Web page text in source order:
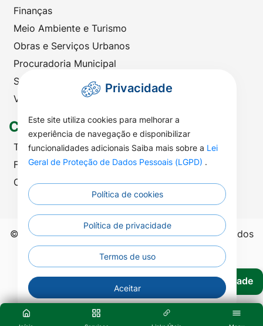
Finanças
Meio Ambiente e Turismo
Obras e Serviços Urbanos
Procuradoria Municipal
Saúde
Viação e Transportes
Contato
Telefones Úteis
Fale com a Prefeitura
Ouvidoria | SIC
©2026 - Prefeitura Municipal de Nova Nazaré - Todos
os direitos reservados.
Privacidade
Este site utiliza cookies para melhorar a
experiência de navegação e disponibilizar
funcionalidades adicionais Saiba mais sobre a Lei
Geral de Proteção de Dados Pessoais (LGPD) .
Política de cookies
Política de privacidade
Termos de uso
Aceitar
Acessibilidade